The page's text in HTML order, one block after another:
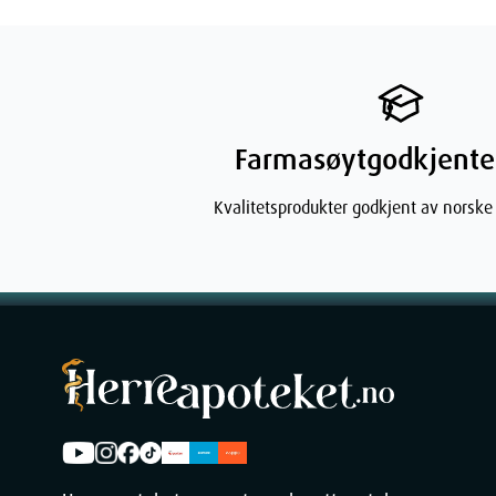
magesår eller tarmsår
Pasienter som tidligere har hatt mage-
med symptomer som feber med alvorlig redusert
infeksjonssymptomer som ømhet i halsen, svelget
umiddelbart oppsøke lege for å utelukke mangel på
Kvalitetsprodukter godkjent av